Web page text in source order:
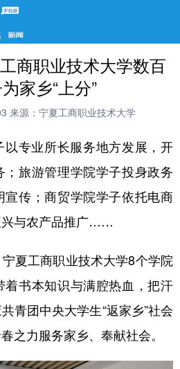
商职业技术大学数百
家乡“上分”
来源：宁夏工商职业技术大学
专业所长服务地方发展，开
旅游管理学院学子投身政务
传；商贸学院学子依托电商
兴与农产品推广……
工商职业技术大学8个学院
书本知识与满腔热血，把汗
青团中央大学生“返家乡”社会
之力服务家乡、奉献社会。